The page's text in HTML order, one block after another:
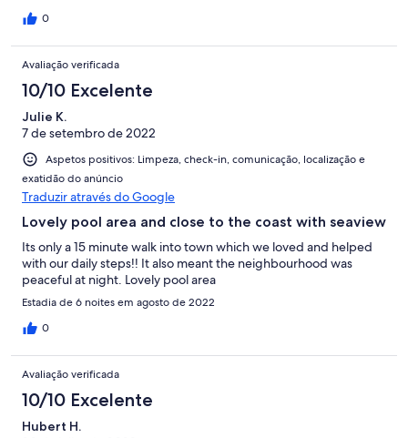
0
Avaliação verificada
10/10 Excelente
Julie K.
7 de setembro de 2022
Aspetos positivos: Limpeza, check-in, comunicação, localização e
exatidão do anúncio
Traduzir através do Google
Lovely pool area and close to the coast with seaview
Its only a 15 minute walk into town which we loved and helped
with our daily steps!! It also meant the neighbourhood was
peaceful at night. Lovely pool area
Estadia de 6 noites em agosto de 2022
0
Avaliação verificada
10/10 Excelente
Hubert H.